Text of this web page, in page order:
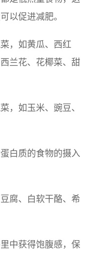
以促进减肥。
，如黄瓜、西红
兰花、花椰菜、甜
，如玉米、豌豆、
白质的食物的摄入
腐、白软干酪、希
中获得饱腹感，保